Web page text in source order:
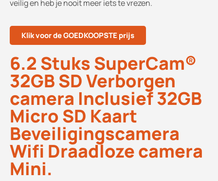
veilig en heb je nooit meer iets te vrezen.
Klik voor de GOEDKOOPSTE prijs
6.2 Stuks SuperCam®
32GB SD Verborgen
camera Inclusief 32GB
Micro SD Kaart
Beveiligingscamera
Wifi Draadloze camera
Mini.